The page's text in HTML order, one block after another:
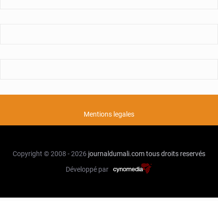
Mentions legales
Copyright © 2008 - 2026 journaldumali.comtous droits reservés
Développé par